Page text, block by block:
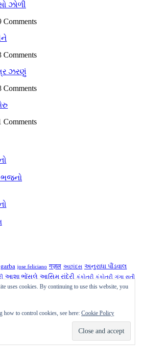
ઝોળી
Comments
Comments
ઝરણું
Comments
Comments
ભજનો
garba jose feliciano गज़ल અછાંદસ અનુરાધા પૌંડવાલ
આશા ભોંસલે આસિમ રાંદેરી કંકોતરી કંકોત્રી ગંગા સતી
ગીત ગુજરાતી ગુજરાતી ગઝલ ગુજરાતી
પ્રાર્થના બેફામ ભજન મનહર ઉધાસ
શૂન્ય
uses cookies. By continuing to use this website, you
how to control cookies, see here: Cookie Policy